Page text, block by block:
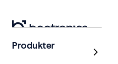
Produkter